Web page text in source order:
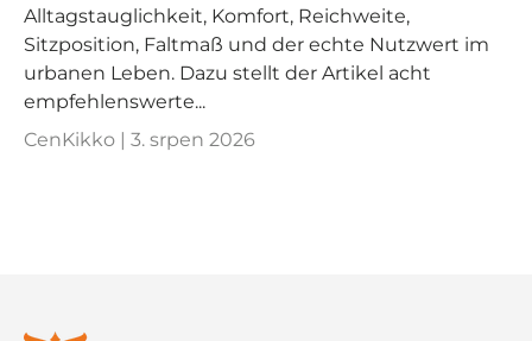
Alltagstauglichkeit, Komfort, Reichweite,
Sitzposition, Faltmaß und der echte Nutzwert im
urbanen Leben. Dazu stellt der Artikel acht
empfehlenswerte...
CenKikko | 3. srpen 2026